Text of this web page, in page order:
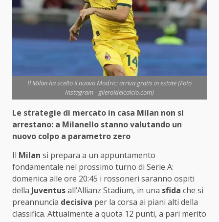
Il Milan ha scelto il nuovo Modric: arriva gratis in estate (Foto
Instagram - glieroidelcalcio.com)
Le strategie di mercato in casa Milan non si
arrestano: a Milanello stanno valutando un
nuovo colpo a parametro zero
Il Milan si prepara a un appuntamento
fondamentale nel prossimo turno di Serie A:
domenica alle ore 20:45 i rossoneri saranno ospiti
della Juventusall’Allianz Stadium, in una sfida che si
preannuncia decisiva per la corsa ai piani alti della
classifica. Attualmente a quota 12 punti, a pari merito